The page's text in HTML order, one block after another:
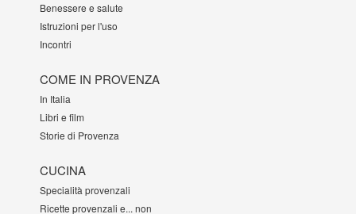
Benessere e salute
Istruzioni per l'uso
Incontri
COME IN PROVENZA
In Italia
Libri e film
Storie di Provenza
CUCINA
Specialità provenzali
Ricette provenzali e... non